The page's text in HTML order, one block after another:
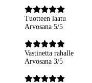
Tuotteen laatu
Arvosana 5/5
Vastinetta rahalle
Arvosana 3/5